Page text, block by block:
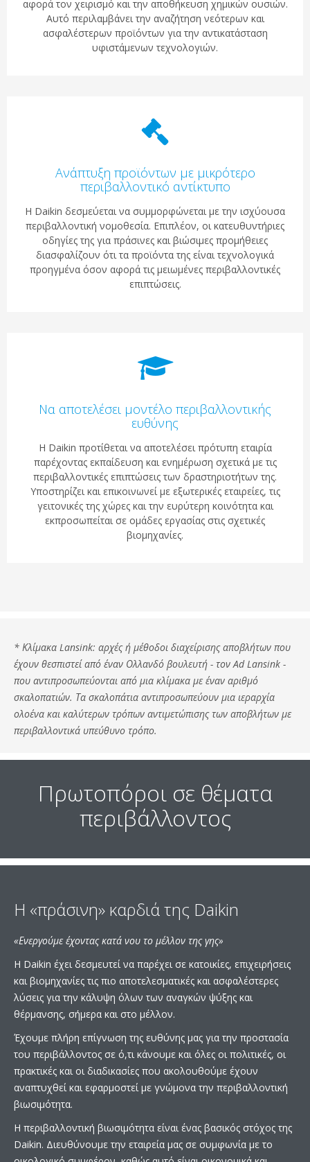
αφορά τον χειρισμό και την αποθήκευση χημικών ουσιών.
Αυτό περιλαμβάνει την αναζήτηση νεότερων και
ασφαλέστερων προϊόντων για την αντικατάσταση
υφιστάμενων τεχνολογιών.
Ανάπτυξη προϊόντων με μικρότερο
περιβαλλοντικό αντίκτυπο
Η Daikin δεσμεύεται να συμμορφώνεται με την ισχύουσα
περιβαλλοντική νομοθεσία. Επιπλέον, οι κατευθυντήριες
οδηγίες της για πράσινες και βιώσιμες προμήθειες
διασφαλίζουν ότι τα προϊόντα της είναι τεχνολογικά
προηγμένα όσον αφορά τις μειωμένες περιβαλλοντικές
επιπτώσεις.
Να αποτελέσει μοντέλο περιβαλλοντικής
ευθύνης
Η Daikin προτίθεται να αποτελέσει πρότυπη εταιρία
παρέχοντας εκπαίδευση και ενημέρωση σχετικά με τις
περιβαλλοντικές επιπτώσεις των δραστηριοτήτων της.
Υποστηρίζει και επικοινωνεί με εξωτερικές εταιρείες, τις
γειτονικές της χώρες και την ευρύτερη κοινότητα και
εκπροσωπείται σε ομάδες εργασίας στις σχετικές
βιομηχανίες.
* Κλίμακα Lansink: αρχές ή μέθοδοι διαχείρισης αποβλήτων που
έχουν θεσπιστεί από έναν Ολλανδό βουλευτή - τον Ad Lansink -
που αντιπροσωπεύονται από μια κλίμακα με έναν αριθμό
σκαλοπατιών. Τα σκαλοπάτια αντιπροσωπεύουν μια ιεραρχία
ολοένα και καλύτερων τρόπων αντιμετώπισης των αποβλήτων με
περιβαλλοντικά υπεύθυνο τρόπο.
Πρωτοπόροι σε θέματα
περιβάλλοντος
Η «πράσινη» καρδιά της Daikin
«Ενεργούμε έχοντας κατά νου το μέλλον της γης»
Η Daikin έχει δεσμευτεί να παρέχει σε κατοικίες, επιχειρήσεις
και βιομηχανίες τις πιο αποτελεσματικές και ασφαλέστερες
λύσεις για την κάλυψη όλων των αναγκών ψύξης και
θέρμανσης, σήμερα και στο μέλλον.
Έχουμε πλήρη επίγνωση της ευθύνης μας για την προστασία
του περιβάλλοντος σε ό,τι κάνουμε και όλες οι πολιτικές, οι
πρακτικές και οι διαδικασίες που ακολουθούμε έχουν
αναπτυχθεί και εφαρμοστεί με γνώμονα την περιβαλλοντική
βιωσιμότητα.
Η περιβαλλοντική βιωσιμότητα είναι ένας βασικός στόχος της
Daikin. Διευθύνουμε την εταιρεία μας σε συμφωνία με το